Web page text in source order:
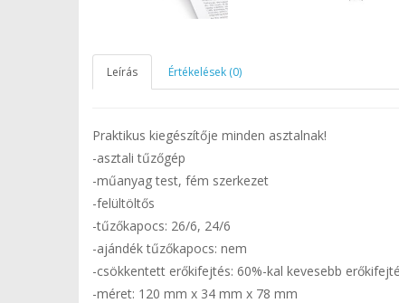
Leírás Értékelések (0)
Praktikus kiegészítője minden asztalnak!
-asztali tűzőgép
-műanyag test, fém szerkezet
-felültöltős
-tűzőkapocs: 26/6, 24/6
-ajándék tűzőkapocs: nem
-csökkentett erőkifejtés: 60%-kal kevesebb
-méret: 120 mm x 34 mm x 78 mm